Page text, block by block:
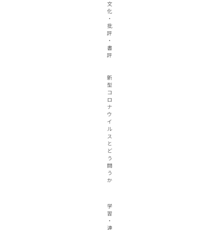
文
化
・
批
評
・
書
評
新
型
コ
ロ
ナ
ウ
イ
ル
ス
と
ど
う
闘
う
か
学
習
・
連